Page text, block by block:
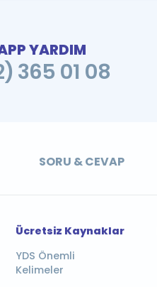
YARDIM
365 01 08
SORU & CEVAP
Ücretsiz Kaynaklar
YDS Önemli
Kelimeler